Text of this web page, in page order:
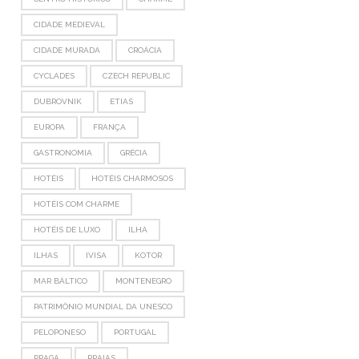
CIDADE MEDIEVAL
CIDADE MURADA CROÁCIA
CYCLADES CZECH REPUBLIC
DUBROVNIK ETIAS
EUROPA FRANÇA
GASTRONOMIA GRÉCIA
HOTÉIS HOTÉIS CHARMOSOS
HOTÉIS COM CHARME
HOTÉIS DE LUXO ILHA
ILHAS IVISA KOTOR
MAR BÁLTICO MONTENEGRO
PATRIMÔNIO MUNDIAL DA UNESCO
PELOPONESO PORTUGAL